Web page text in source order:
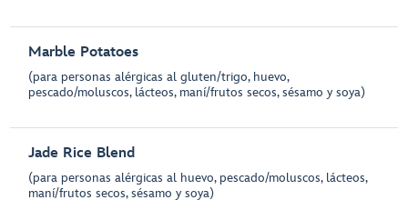
Marble Potatoes
(para personas alérgicas al gluten/trigo, huevo,
pescado/moluscos, lácteos, maní/frutos secos, sésamo y soya)
Jade Rice Blend
(para personas alérgicas al huevo, pescado/moluscos, lácteos,
maní/frutos secos, sésamo y soya)